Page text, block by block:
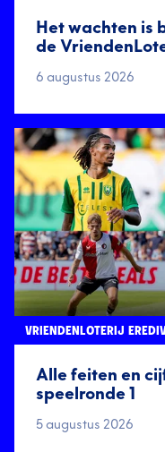
Het wachten is
de
6 augustus 2026
Alle feiten en
speelronde 1
VRIENDENLOTERIJ
5 augustus 2026